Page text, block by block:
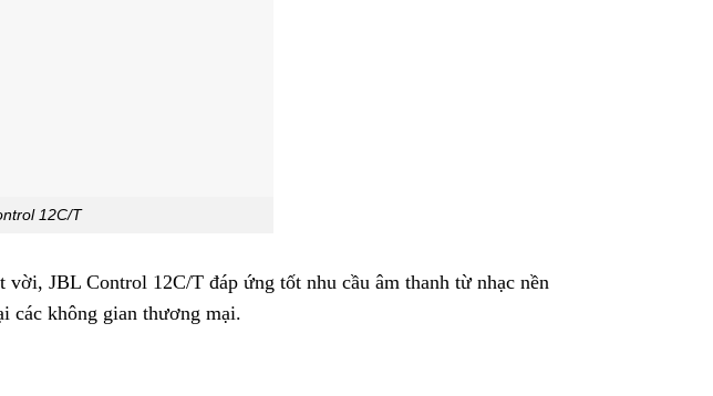
12C/T
JBL Control 12C/T đáp ứng tốt nhu cầu âm thanh từ nhạc nền
các không gian thương mại.